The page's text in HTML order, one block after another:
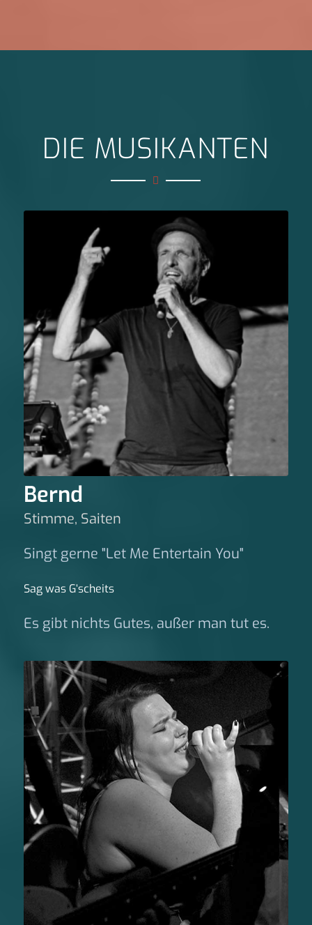
DIE MUSIKANTEN
Bernd
Stimme, Saiten
Singt gerne "Let Me Entertain You"
Sag was G‘scheits
Es gibt nichts Gutes, außer man tut es.